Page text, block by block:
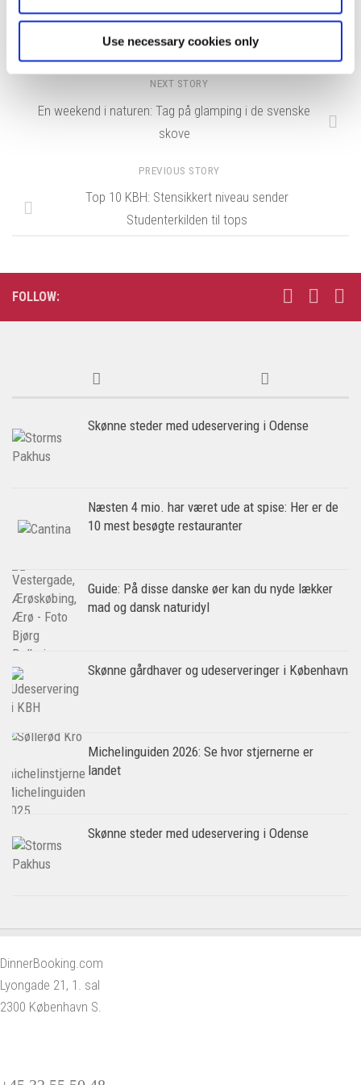
Use necessary cookies only
Tags: Fyn Odense
NEXT STORY
En weekend i naturen: Tag på glamping i de svenske
skove
PREVIOUS STORY
Top 10 KBH: Stensikkert niveau sender
Studenterkilden til tops
FOLLOW:
Skønne steder med udeservering i Odense
Næsten 4 mio. har været ude at spise: Her er de
10 mest besøgte restauranter
Guide: På disse danske øer kan du nyde lækker
mad og dansk naturidyl
Skønne gårdhaver og udeserveringer i København
Michelinguiden 2026: Se hvor stjernerne er
landet
Skønne steder med udeservering i Odense
DinnerBooking.com
Lyongade 21, 1. sal
2300 København S.